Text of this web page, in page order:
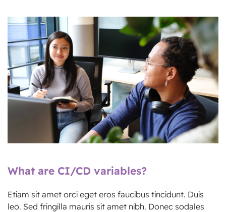
What are CI/CD variables?
Etiam sit amet orci eget eros faucibus tincidunt. Duis
leo. Sed fringilla mauris sit amet nibh. Donec sodales